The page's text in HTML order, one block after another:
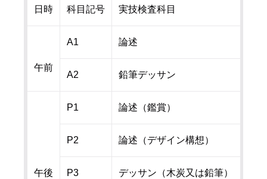
日時 科目記号 実技検査科目
午前
A1 論述
A2 鉛筆デッサン
午後
P1 論述（鑑賞）
P2 論述（デザイン構想）
P3 デッサン（木炭又は鉛筆）